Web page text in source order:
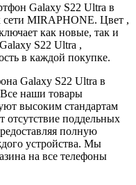
Galaxy S22 Ultra в
сети MIRAPHONE. Цвет ,
как новые, так и
S22 Ultra ,
в каждой покупке.
Galaxy S22 Ultra в
наши товары
высоким стандартам
отсутствие поддельных
полную
устройства. Мы
на все телефоны